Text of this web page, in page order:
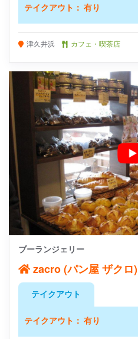
テイクアウト： 有り
津久井浜 カフェ・喫茶店
ブーランジェリー
zacro (パン屋 ザクロ)
テイクアウト
テイクアウト： 有り